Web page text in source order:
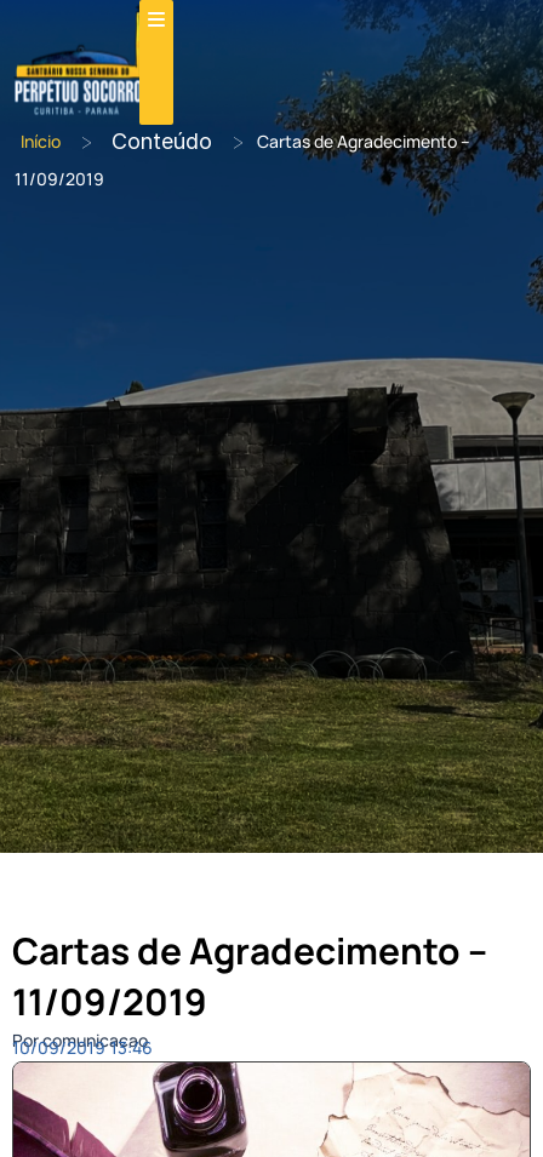
Início > Conteúdo >
Cartas de Agradecimento –
11/09/2019
Cartas de Agradecimento –
11/09/2019
Por comunicacao
10/09/2019 13:46